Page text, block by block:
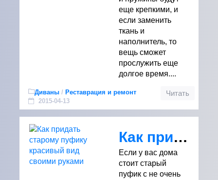
еще крепкими, и
если заменить
ткань и
наполнитель, то
вещь сможет
прослужить еще
долгое время....
Читать
Диваны / Реставрация и ремонт
2015-04-13
Как придать старому пуфику красивый вид своими руками
Если у вас дома
стоит старый
пуфик с не очень